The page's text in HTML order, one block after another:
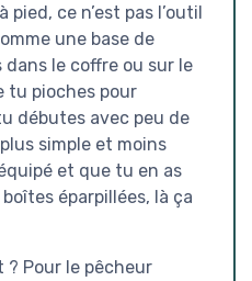
ce n’est pas l’outil
une base de
le coffre ou sur le
tu pioches pour
débutes avec peu de
simple et moins
et que tu en as
éparpillées, là ça
? Pour le pêcheur